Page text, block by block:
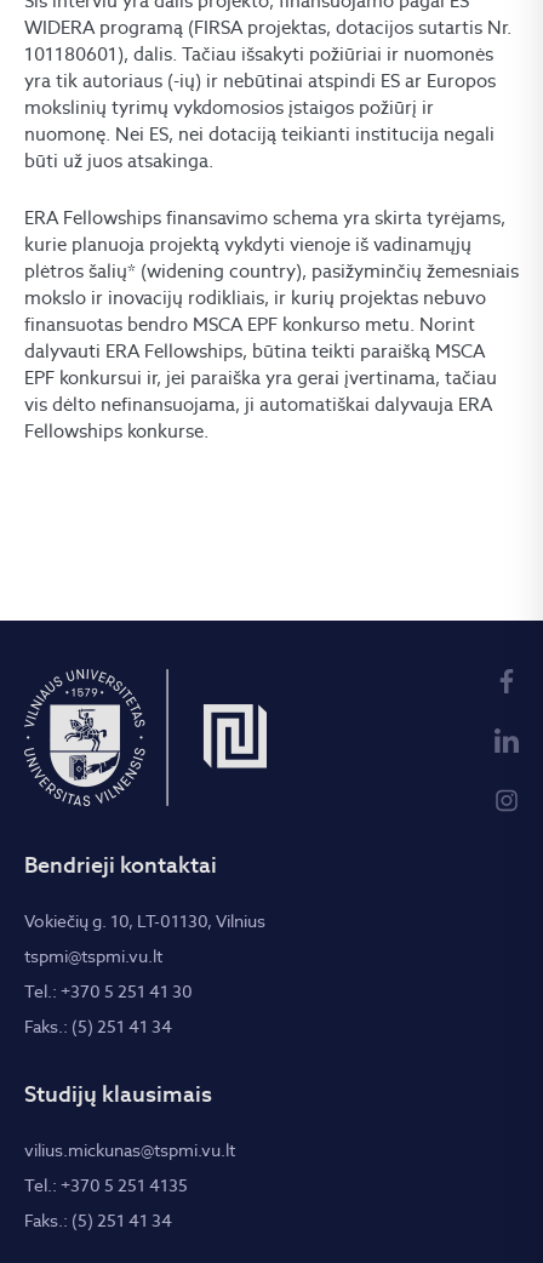
WIDERA programą (FIRSA projektas, dotacijos sutartis Nr.
101180601), dalis. Tačiau išsakyti požiūriai ir nuomonės
yra tik autoriaus (-ių) ir nebūtinai atspindi ES ar Europos
mokslinių tyrimų vykdomosios įstaigos požiūrį ir
nuomonę. Nei ES, nei dotaciją teikianti institucija negali
būti už juos atsakinga.
ERA Fellowships finansavimo schema yra skirta tyrėjams,
kurie planuoja projektą vykdyti vienoje iš vadinamųjų
plėtros šalių* (widening country), pasižyminčių žemesniais
mokslo ir inovacijų rodikliais, ir kurių projektas nebuvo
finansuotas bendro MSCA EPF konkurso metu. Norint
dalyvauti ERA Fellowships, būtina teikti paraišką MSCA
EPF konkursui ir, jei paraiška yra gerai įvertinama, tačiau
vis dėlto nefinansuojama, ji automatiškai dalyvauja ERA
Fellowships konkurse.
Bendrieji kontaktai
Vokiečių g. 10, LT-01130, Vilnius
tspmi@tspmi.vu.lt
Tel.: +370 5 251 41 30
Faks.: (5) 251 41 34
Studijų klausimais
vilius.mickunas@tspmi.vu.lt
Tel.: +370 5 251 4135
Faks.: (5) 251 41 34